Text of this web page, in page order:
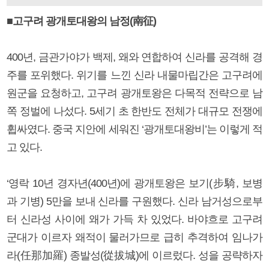
■고구려 광개토대왕의 남정(南征)
400년, 금관가야가 백제, 왜와 연합하여 신라를 공격해 경
주를 포위했다. 위기를 느낀 신라 내물마립간은 고구려에
원군을 요청하고, 고구려 광개토왕은 다목적 전략으로 남
쪽 정벌에 나섰다. 5세기 초 한반도 전체가 대규모 전쟁에
휩싸였다. 중국 지안에 세워진 ‘광개토대왕비’는 이렇게 적
고 있다.
‘영락 10년 경자년(400년)에 광개토왕은 보기(步騎, 보병
과 기병) 5만을 보내 신라를 구원했다. 신라 남거성으로부
터 신라성 사이에 왜가 가득 차 있었다. 바야흐로 고구려
군대가 이르자 왜적이 물러가므로 급히 추격하여 임나가
라(任那加羅) 종발성(從拔城)에 이르렀다. 성을 공략하자